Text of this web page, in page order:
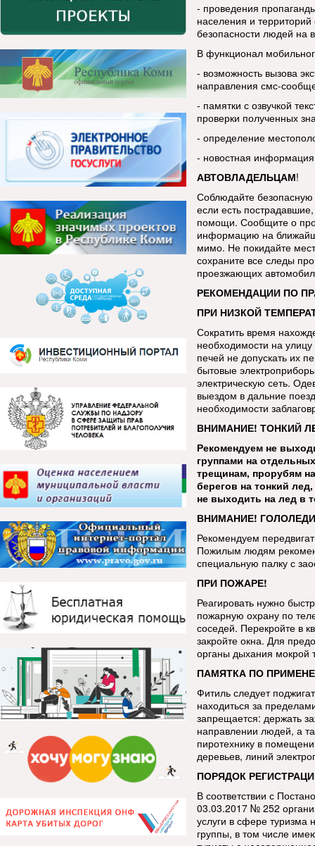
- проведения
населения и
безопасности людей на
В функционал
- возможность вызова
направления смс-
- памятки с озвучкой
проверки полученных
- определение
- новостная
АВТОВЛАДЕЛЬЦАМ!
Соблюдайте
если есть
помощи. Сообщите о
информацию на
мимо. Не покидайте
сохраните все следы
проезжающих
РЕКОМЕНДАЦИИ ПО
ПРИ НИЗКОЙ
Сократить время
необходимости на
печей не допускать их
бытовые
электрическую сеть.
выездом в дальние
необходимости
ВНИМАНИЕ! ТОНКИЙ
Рекомендуем не
группами на
трещинам, прорубям
берегов на тонкий
не выходить на лед в
ВНИМАНИЕ!
Рекомендуем
Пожилым людям
специальную палку с
ПРИ ПОЖАРЕ!
Реагировать нужно
пожарную охрану по
соседей. Перекройте в
закройте окна. Для
органы дыхания мокрой
ПАМЯТКА ПО
Фитиль следует
находиться за
запрещается: держать
направлении людей, а
пиротехнику в
деревьев, линий
ПОРЯДОК
В соответствии с
03.03.2017 № 252
услуги в сфере туризма
группы, в том числе